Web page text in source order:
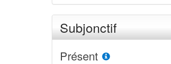
Subjonctif
Présent